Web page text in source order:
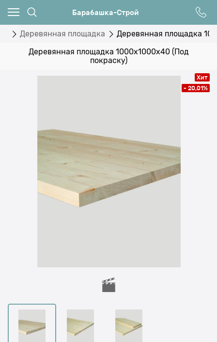
Барабашка-Строй
Деревянная площадка Деревянная площадка
Деревянная площадка 1000х1000х40 (Под
покраску)
Хит
- 20,01%